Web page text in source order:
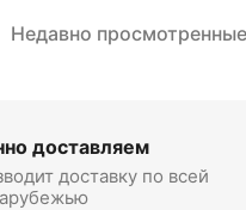
Недавно просмотренные
доставляем
доставку по всей